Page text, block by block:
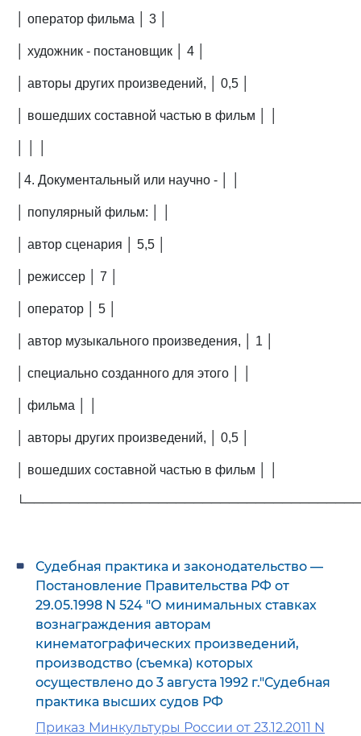
│ оператор фильма │ 3 │
│ художник - постановщик │ 4 │
│ авторы других произведений, │ 0,5 │
│ вошедших составной частью в фильм │ │
│4. Документальный или научно - │ │
│ популярный фильм: │ │
│ автор сценария │ 5,5 │
│ режиссер │ 7 │
│ оператор │ 5 │
│ автор музыкального произведения, │ 1 │
│ специально созданного для этого │ │
│ фильма │ │
│ авторы других произведений, │ 0,5 │
│ вошедших составной частью в фильм │ │
Судебная практика и законодательство —
Постановление Правительства РФ от
29.05.1998 N 524 "О минимальных ставках
вознаграждения авторам
кинематографических произведений,
производство (съемка) которых
осуществлено до 3 августа 1992 г."Судебная
практика высших судов РФ
Приказ Минкультуры России от 23.12.2011 N